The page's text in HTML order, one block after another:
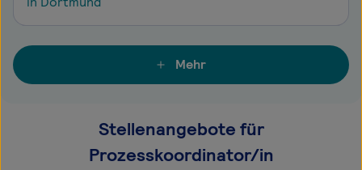
Mehr
Stellenangebote für
Prozesskoordinator/in